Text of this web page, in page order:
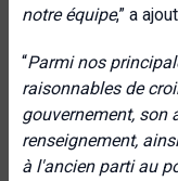
notre équipe,” a
“Parmi nos
raisonnables de
gouvernement, son
renseignement,
à l'ancien parti au